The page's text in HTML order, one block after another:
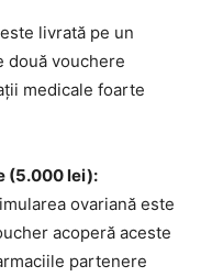
livrată pe un
două vouchere
medicale foarte
(5.000 lei):
ovariană este
acoperă aceste
partenere